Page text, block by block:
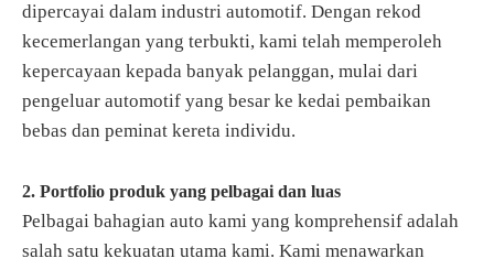
dipercayai dalam industri automotif. Dengan rekod
kecemerlangan yang terbukti, kami telah memperoleh
kepercayaan kepada banyak pelanggan, mulai dari
pengeluar automotif yang besar ke kedai pembaikan
bebas dan peminat kereta individu.
2. Portfolio produk yang pelbagai dan luas
Pelbagai bahagian auto kami yang komprehensif adalah
salah satu kekuatan utama kami. Kami menawarkan